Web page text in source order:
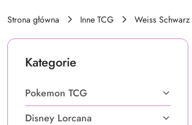
Strona główna Inne TCG Weiss Schwarz
Kategorie
Pokemon TCG
Disney Lorcana